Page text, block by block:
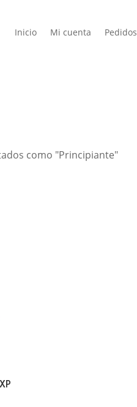
Inicio Mi cuenta Pedidos
como "Principiante"